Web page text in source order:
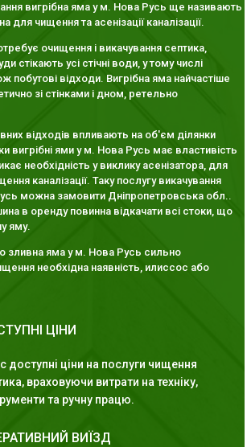
вигрібна яма у м. Нова Русь ще називають
для чищення та асенізації каналізації.
очищення і викачування септика,
стікають усі стічні води, у тому числі
побутові відходи. Вигрібна яма найчастіше
зі стінками і дном, ретельно
відходів впливають на об'єм ділянки
вигрібні ями у м. Нова Русь має властивість
необхідність у виклику асенізатора, для
каналізації. Таку послугу викачування
можна замовити Дніпропетровська обл..
в оренду повинна відкачати всі стоки, що
яму.
зливна яма у м. Нова Русь сильно
необхідна наявність, илиссос або
ЦІНИ
доступні ціни на послуги чищення
враховуючи витрати на техніку,
та ручну працю.
ВИЇЗД